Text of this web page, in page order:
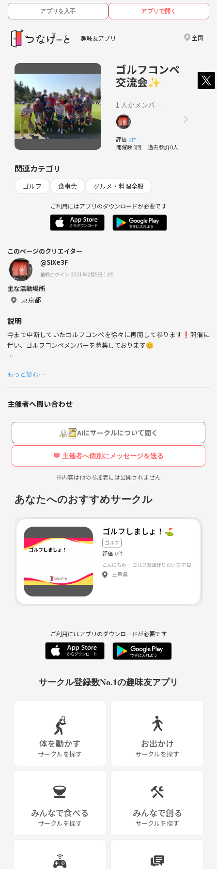
アプリを入手 アプリで開く
趣味友アプリ 全国
ゴルフコンペ
交流会✨
1 人がメンバー
評価 0件
開催数 0回 過去参加 0人
関連カテゴリ
ゴルフ 食事会 グルメ・料理全般
ご利用にはアプリのダウンロードが必要です
このページのクリエイター
@SIXe3F
最終ログイン:2021年2月5日 1:05
主な活動場所
東京都
説明
今まで中断していたゴルフコンペを徐々に再開して参ります❗️開催に
伴い、ゴルフコンペメンバーを募集しております😊
うお声を頂き、大変ご好評頂いている月1回のゴルフコンペ開催を再開
することに致しました❗️
まだコロナが収まっていない状況で、今すぐ参加したい方だけでなく、
今後参加したい方、興味がある方が居ましたら、1本ご連絡下さい😊
奮ってご参加下さいませ❗️
1人でも多くの方にお会い出来ることを心よりお待ちしております😊
もっと読む…
主催者へ問い合わせ
AIにサークルについて聞く
💬 主催者へ個別にメッセージを送る
※内容は他の参加者には公開されません
あなたへのおすすめサークル
ゴルフしましょ！⛳️
ゴルフ
評価 0件
三重県
ご利用にはアプリのダウンロードが必要です
サークル登録数No.1の趣味友アプリ
体を動かす
サークルを探す
お出かけ
サークルを探す
みんなで食べる
サークルを探す
みんなで創る
サークルを探す